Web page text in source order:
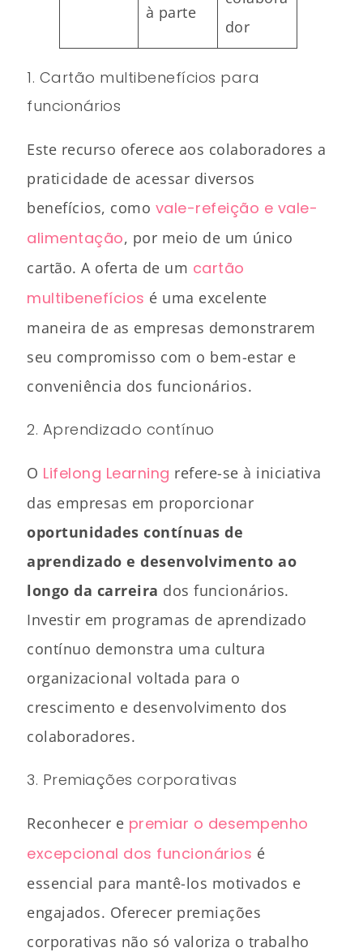
à parte
dor
1. Cartão multibenefícios para
funcionários
Este recurso oferece aos colaboradores a
praticidade de acessar diversos
benefícios, como vale-refeição e vale-
alimentação, por meio de um único
cartão. A oferta de um cartão
multibenefícios é uma excelente
maneira de as empresas demonstrarem
seu compromisso com o bem-estar e
conveniência dos funcionários.
2. Aprendizado contínuo
O Lifelong Learning refere-se à iniciativa
das empresas em proporcionar
oportunidades contínuas de
aprendizado e desenvolvimento ao
longo da carreira dos funcionários.
Investir em programas de aprendizado
contínuo demonstra uma cultura
organizacional voltada para o
crescimento e desenvolvimento dos
colaboradores.
3. Premiações corporativas
Reconhecer e premiar o desempenho
excepcional dos funcionários é
essencial para mantê-los motivados e
engajados. Oferecer premiações
corporativas não só valoriza o trabalho